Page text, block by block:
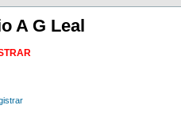
A G Leal